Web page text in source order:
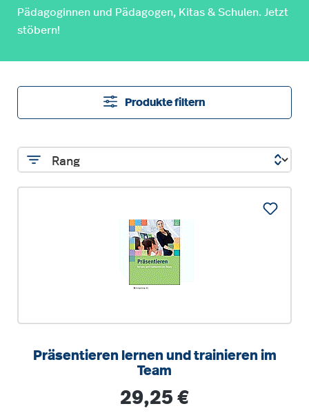
Pädagoginnen und Pädagogen, Kitas & Schulen. Jetzt
stöbern!
Produkte filtern
Präsentieren lernen und trainieren im
Team
Regulärer Preis:
29,25 €